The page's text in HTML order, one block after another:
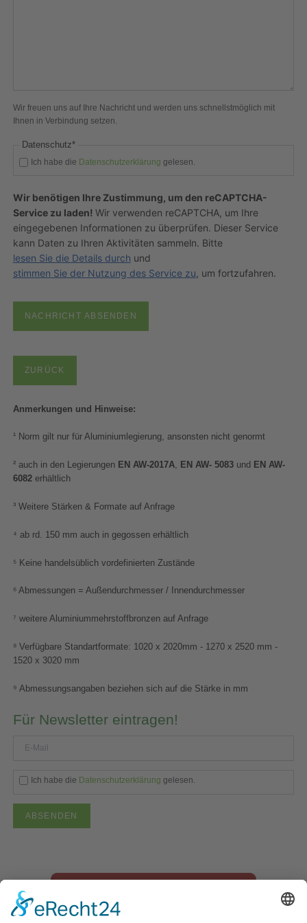
Wir freuen uns auf Ihre Nachricht und werden uns schnellstmöglich mit
Ihnen in Verbindung setzen.
Pflichtfeld
Datenschutz*
Ich habe die Datenschutzerklärung gelesen.
Wir benötigen Ihre Zustimmung, um den reCAPTCHA-
Service zu laden! Wir verwenden reCAPTCHA, um Ihre
eingegebenen Informationen zu überprüfen. Dieser Service
kann Daten zu Ihren Aktivitäten sammeln. Bitte
lesen Sie die Details durch und
stimmen Sie der Nutzung des Service zu , um fortzufahren.
NACHRICHT ABSENDEN
ZURÜCK
Anmerkungen und Hinweise:
¹ Norm gilt nur für Aluminiumlegierung, ansonsten nicht genormt
² auch in den Legierungen EN AW-2017A, EN AW- 5083und EN AW-
6082erhältlich
³ Weitere Stärken & Formate auf Anfrage
⁴ ab rd. 150 mm auch in gegossen erhältlich
⁵ Keine handelsüblich vordefinierten Zustände
⁶ Abmessungen = Außendurchmesser / Innendurchmesser
⁷ weitere Aluminiummehrstoffbronzen auf Anfrage
⁸ Verfügbare Standartformate: 1020 x 2020mm - 1270 x 2520 mm -
1520 x 3020 mm
⁹ Abmessungsangaben beziehen sich auf die Stärke in mm
Für Newsletter eintragen!
ABSENDEN
Ich habe die Datenschutzerklärung gelesen.